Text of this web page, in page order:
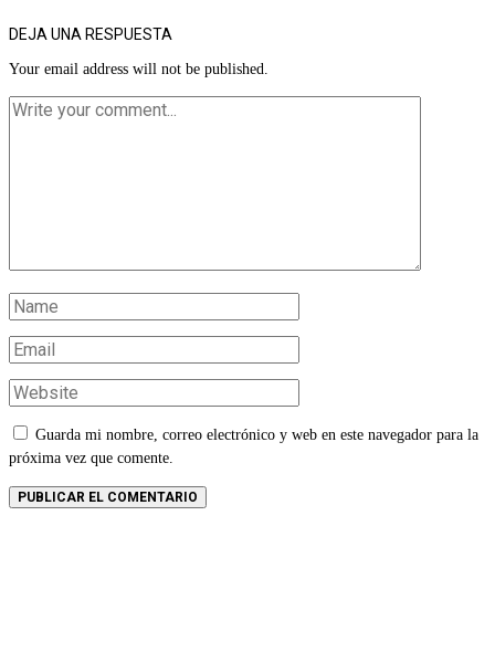
DEJA UNA RESPUESTA
Your email address will not be published.
Guarda mi nombre, correo electrónico y web en este navegador para la
próxima vez que comente.